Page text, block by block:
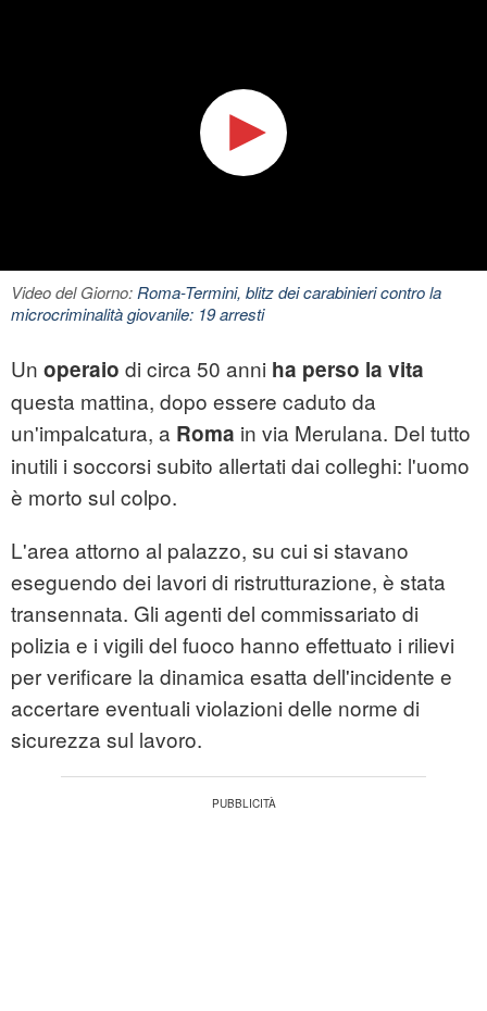
Video del Giorno:Roma-Termini, blitz dei carabinieri contro la
microcriminalità giovanile: 19 arresti
Un operaio di circa 50 anni ha perso la vita
questa mattina, dopo essere caduto da
un'impalcatura, a Roma in via Merulana. Del tutto
inutili i soccorsi subito allertati dai colleghi: l'uomo
è morto sul colpo.
L'area attorno al palazzo, su cui si stavano
eseguendo dei lavori di ristrutturazione, è stata
transennata. Gli agenti del commissariato di
polizia e i vigili del fuoco hanno effettuato i rilievi
per verificare la dinamica esatta dell'incidente e
accertare eventuali violazioni delle norme di
sicurezza sul lavoro.